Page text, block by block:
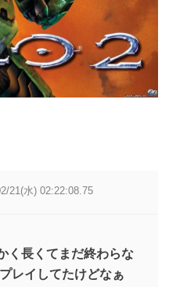
21(水) 02:22:08.75
く長くてまだ終わらな
レイしてたけどなぁ